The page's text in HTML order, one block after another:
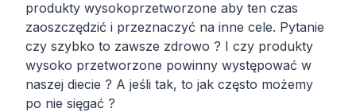
produkty wysokoprzetworzone aby ten czas
zaoszczędzić i przeznaczyć na inne cele. Pytanie
czy szybko to zawsze zdrowo ? I czy produkty
wysoko przetworzone powinny występować w
naszej diecie ? A jeśli tak, to jak często możemy
po nie sięgać ?